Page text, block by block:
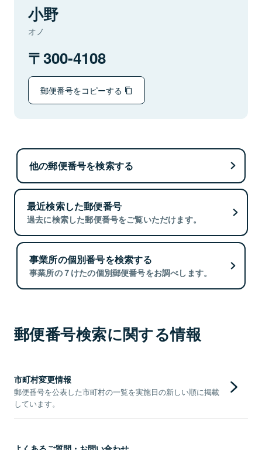
小野
オノ
300-4108
郵便番号をコピーする
他の郵便番号を検索する
最近検索した郵便番号
過去に検索した郵便番号をご覧いただけます。
事業所の個別番号を検索する
事業所の７けたの個別郵便番号をお調べします。
郵便番号検索に関する情報
市町村変更情報
郵便番号を公表した市町村の一覧を実施日の新しい順に掲載
しています。